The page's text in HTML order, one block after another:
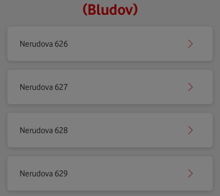
(Bludov)
Nerudova 626
Nerudova 627
Nerudova 628
Nerudova 629